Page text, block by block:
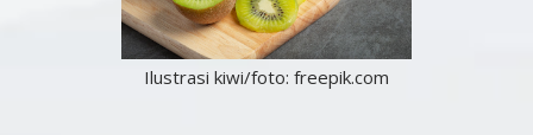
Ilustrasi kiwi/foto: freepik.com